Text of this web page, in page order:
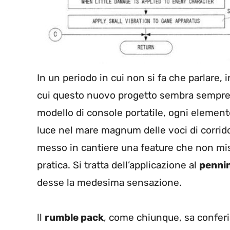
In un periodo in cui non si fa che parlare,
cui questo nuovo progetto sembra
modello di console portatile, ogni
luce nel mare magnum delle voci di
messo in cantiere una feature che non
pratica. Si tratta dell’applicazione al
desse la medesima sensazione.
ll rumble pack, come chiunque, sa